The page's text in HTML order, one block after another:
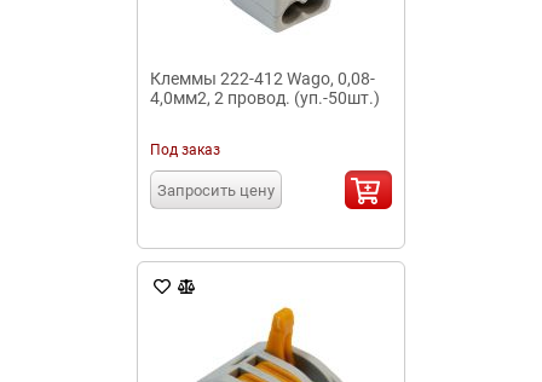
Клеммы 222-412 Wago, 0,08-
4,0мм2, 2 провод. (уп.-50шт.)
Под заказ
Запросить цену